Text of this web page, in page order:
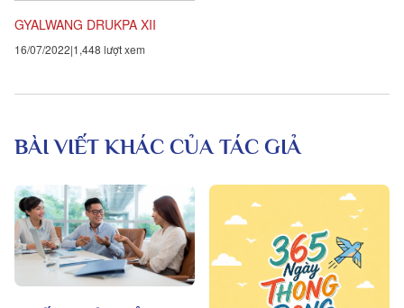
GYALWANG DRUKPA XII
16/07/2022 1,448 lượt xem
BÀI VIẾT KHÁC CỦA TÁC GIẢ